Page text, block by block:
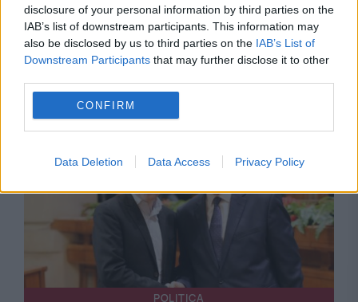
disclosure of your personal information by third parties on the
IAB’s list of downstream participants. This information may
also be disclosed by us to third parties on the IAB’s List of
Downstream Participants that may further disclose it to other
CONFIRM
Data Deletion Data Access Privacy Policy
POLITICA
Legea biodiversității a trecut de Comisia
USR din cauza termenilor din proiect
POLITICA